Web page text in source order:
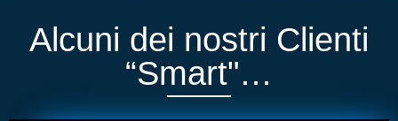
Alcuni dei nostri Clienti
“Smart"…